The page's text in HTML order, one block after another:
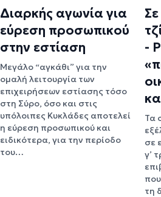
Διαρκής αγωνία για
εύρεση προσωπικού
στην εστίαση
Μεγάλο “αγκάθι” για την
ομαλή λειτουργία των
επιχειρήσεων εστίασης τόσο
στη Σύρο, όσο και στις
υπόλοιπες Κυκλάδες αποτελεί
η εύρεση προσωπικού και
ειδικότερα, για την περίοδο
του…
-
Τα
σε
γ’
τη